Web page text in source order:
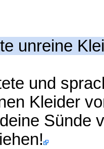
unreine
und
Kleider
Sünde